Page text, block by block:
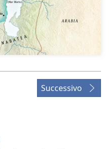
Successivo